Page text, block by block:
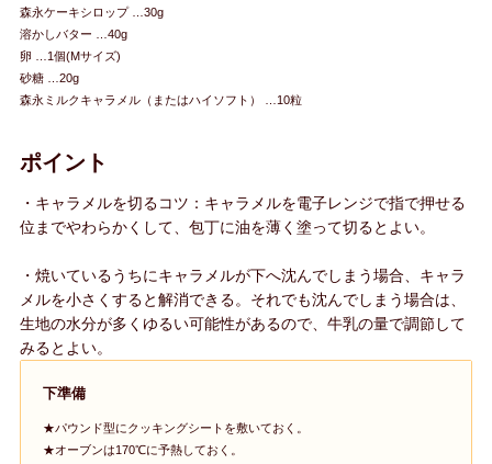
森永ケーキシロップ …30g
溶かしバター …40g
卵 …1個(Mサイズ)
砂糖 …20g
森永ミルクキャラメル（またはハイソフト） …10粒
ポイント
・キャラメルを切るコツ：キャラメルを電子レンジで指で押せる
位までやわらかくして、包丁に油を薄く塗って切るとよい。
・焼いているうちにキャラメルが下へ沈んでしまう場合、キャラ
メルを小さくすると解消できる。それでも沈んでしまう場合は、
生地の水分が多くゆるい可能性があるので、牛乳の量で調節して
みるとよい。
下準備
★パウンド型にクッキングシートを敷いておく。
★オーブンは170℃に予熱しておく。